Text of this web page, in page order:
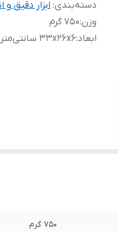
دسته‌بندی: ابزار دقیق و
وزن:750 گرم
ابعاد:۳۳x۲۶x۶ سانتی‌متر
750 گرم